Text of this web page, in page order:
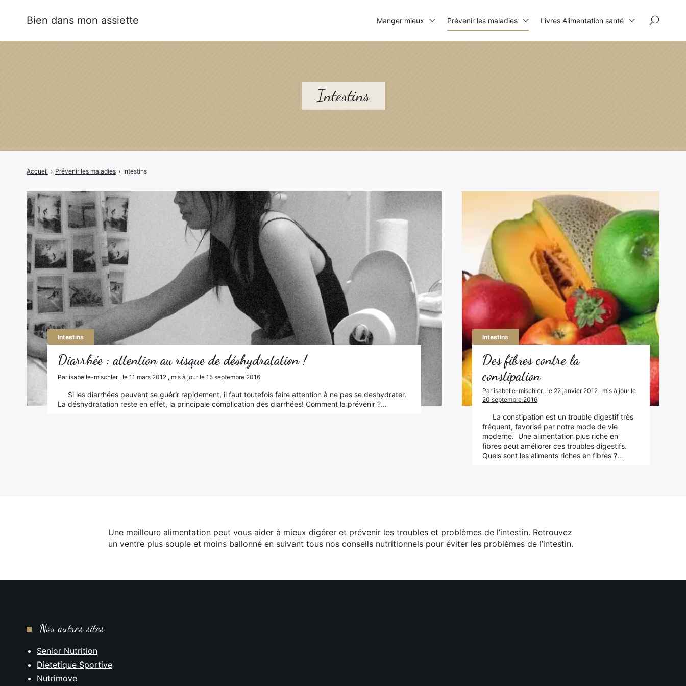
Intestins
Une meilleure alimentation peut vous aider à mieux digérer et prévenir les troubles et problèmes de l’intestin. Retrouvez
un ventre plus souple et moins ballonné en suivant tous nos conseils nutritionnels pour éviter les problèmes de l’intestin.
Accueil › Prévenir les maladies › Intestins
Intestins
Diarrhée : attention au risque de déshydratation !
Par isabelle-mischler , le 11 mars 2012 , mis à jour le 15 septembre 2016
Si les diarrhées peuvent se guérir rapidement, il faut toutefois faire attention à ne pas se deshydrater.
La déshydratation reste en effet, la principale complication des diarrhées! Comment la prévenir ?…
Intestins
Des fibres contre la
constipation
Par isabelle-mischler , le 22 janvier 2012 , mis à jour le
20 septembre 2016
La constipation est un trouble digestif très
fréquent, favorisé par notre mode de vie
moderne. Une alimentation plus riche en
fibres peut améliorer ces troubles digestifs.
Quels sont les aliments riches en fibres ?…
Bien dans mon assiette Manger mieux Prévenir les maladies Livres Alimentation santé
Nos autres sites
Senior Nutrition
Dietetique Sportive
Nutrimove
×
Rechercher